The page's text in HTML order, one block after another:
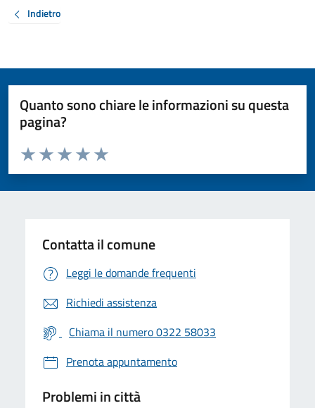
Indietro
Quanto sono chiare le informazioni su questa
pagina?
Valuta da 1 a 5 stelle la pagina
Valuta 5 stelle su 5
Valuta 4 stelle su 5
Valuta 3 stelle su 5
Valuta 2 stelle su 5
Valuta 1 stelle su 5
Contatta il comune
Leggi le domande frequenti
Richiedi assistenza
Chiama il numero 0322 58033
Prenota appuntamento
Problemi in città